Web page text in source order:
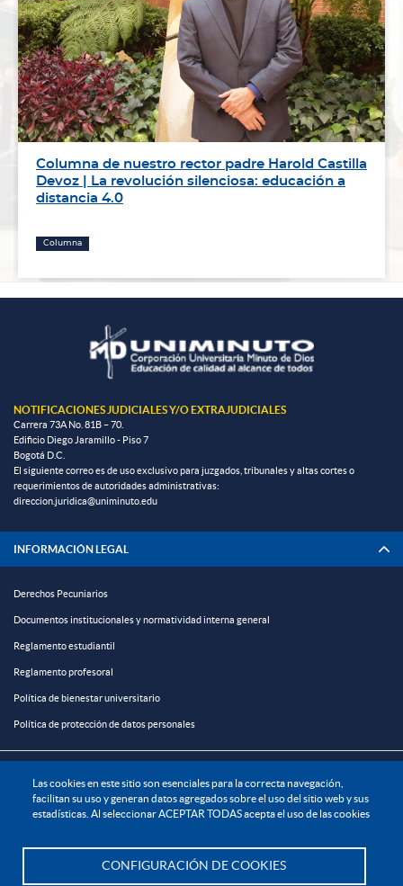
Las cookies en este sitio son esenciales para la correcta navegación,
facilitan su uso y generan datos agregados sobre el uso del sitio web y sus
estadísticas. Al seleccionar ACEPTAR TODAS acepta el uso de las cookies
CONFIGURACIÓN DE COOKIES
Columna de nuestro rector padre Harold Castilla
Devoz | La revolución silenciosa: educación a
distancia 4.0
Columna
NOTIFICACIONES JUDICIALES Y/O EXTRAJUDICIALES
Carrera 73A No. 81B – 70.
Edificio Diego Jaramillo - Piso 7
Bogotá D.C.
El siguiente correo es de uso exclusivo para juzgados, tribunales y altas cortes o
requerimientos de autoridades administrativas:
direccion.juridica@uniminuto.edu
INFORMACIÓN LEGAL
Derechos Pecuniarios
Documentos institucionales y normatividad interna general
Reglamento estudiantil
Reglamento profesoral
Política de bienestar universitario
Política de protección de datos personales
¡CONÉCTATE CON LA INSTITUCIÓN!